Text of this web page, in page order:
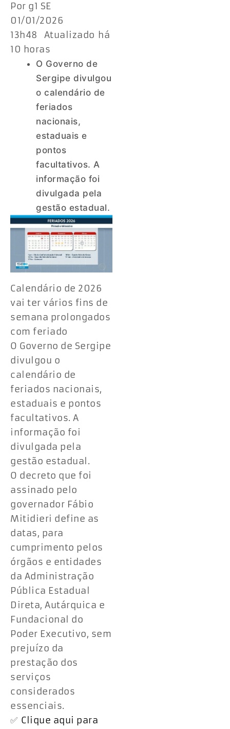
Por g1 SE
01/01/2026
13h48 Atualizado há
10 horas
O Governo de
Sergipe divulgou
o calendário de
feriados
nacionais,
estaduais e
pontos
facultativos. A
informação foi
divulgada pela
gestão estadual.
Calendário de 2026
vai ter vários fins de
semana prolongados
com feriado
O Governo de Sergipe
divulgou o
calendário de
feriados nacionais,
estaduais e pontos
facultativos. A
informação foi
divulgada pela
gestão estadual.
O decreto que foi
assinado pelo
governador Fábio
Mitidieri define as
datas, para
cumprimento pelos
órgãos e entidades
da Administração
Pública Estadual
Direta, Autárquica e
Fundacional do
Poder Executivo, sem
prejuízo da
prestação dos
serviços
considerados
essenciais.
✅ Clique aqui para